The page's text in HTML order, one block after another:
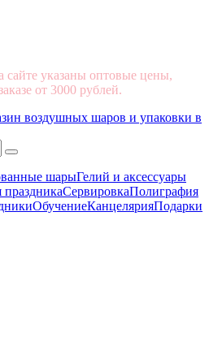
сайте указаны оптовые цены,
от 3000 рублей.
шарыГелий и аксессуары
СервировкаПолиграфия
ОбучениеКанцелярияПодарки